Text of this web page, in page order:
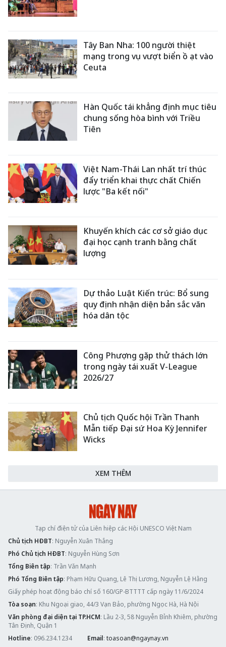
Tây Ban Nha: 100 người thiệt
mạng trong vụ vượt biển ồ ạt vào
Ceuta
Hàn Quốc tái khẳng định mục tiêu
chung sống hòa bình với Triều
Tiên
Việt Nam-Thái Lan nhất trí thúc
đẩy triển khai thực chất Chiến
lược "Ba kết nối"
Khuyến khích các cơ sở giáo dục
đại học cạnh tranh bằng chất
lượng
Dự thảo Luật Kiến trúc: Bổ sung
quy định nhận diện bản sắc văn
hóa dân tộc
Công Phượng gặp thử thách lớn
trong ngày tái xuất V-League
2026/27
Chủ tịch Quốc hội Trần Thanh
Mẫn tiếp Đại sứ Hoa Kỳ Jennifer
Wicks
XEM THÊM
Tạp chí điện tử của Liên hiệp các Hội UNESCO Việt Nam
Chủ tịch HĐBT: Nguyễn Xuân Thắng
Phó Chủ tịch HĐBT: Nguyễn Hùng Sơn
Tổng Biên tập: Trần Văn Mạnh
Phó Tổng Biên tập: Phạm Hữu Quang, Lê Thị Lương, Nguyễn Lệ Hằng
Giấy phép hoạt động báo chí số 160/GP-BTTTT cấp ngày 11/6/2024
Tòa soạn: Khu Ngoại giao, 44/3 Vạn Bảo, phường Ngọc Hà, Hà Nội
Văn phòng đại diện tại TP.HCM: Lầu 2-3, 58 Nguyễn Bỉnh Khiêm, phường
Tân Định, Quận 1
Hotline: 096.234.1234 Email: toasoan@ngaynay.vn